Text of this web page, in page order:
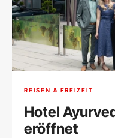
REISEN & FREIZEIT
Hotel
eröffnet